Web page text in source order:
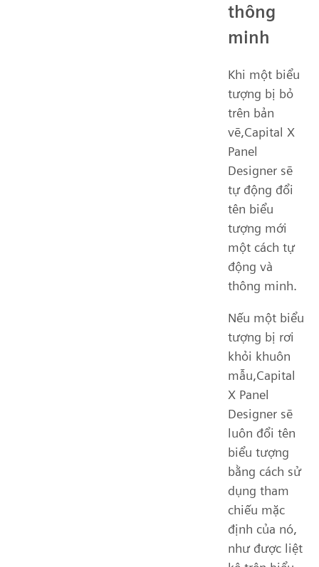
thông
minh
Khi một biểu
tượng bị bỏ
trên bản
vẽ,Capital X
Panel
Designer sẽ
tự động đổi
tên biểu
tượng mới
một cách tự
động và
thông minh.
Nếu một biểu
tượng bị rơi
khỏi khuôn
mẫu,Capital
X Panel
Designer sẽ
luôn đổi tên
biểu tượng
bằng cách sử
dụng tham
chiếu mặc
định của nó,
như được liệt